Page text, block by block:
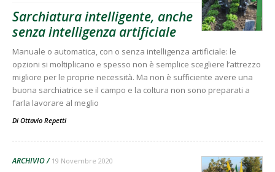
Sarchiatura intelligente, anche
senza intelligenza artificiale
Manuale o automatica, con o senza intelligenza artificiale: le
opzioni si moltiplicano e spesso non è semplice scegliere l’attrezzo
migliore per le proprie necessità. Ma non è sufficiente avere una
buona sarchiatrice se il campo e la coltura non sono preparati a
farla lavorare al meglio
Di Ottavio Repetti
ARCHIVIO 19 Novembre 2020